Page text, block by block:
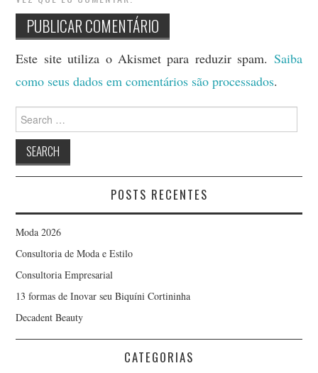
Este site utiliza o Akismet para reduzir spam. Saiba
como seus dados em comentários são processados.
for:
POSTS RECENTES
Moda 2026
Consultoria de Moda e Estilo
Consultoria Empresarial
13 formas de Inovar seu Biquíni Cortininha
Decadent Beauty
CATEGORIAS